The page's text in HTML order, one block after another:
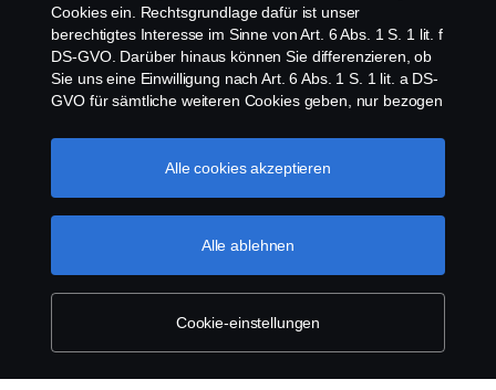
Scania Cookie Richtlinie
Scania Deutschland GmbH, August-Horch-Straße
10, 56070 Koblenz, Tel. +49 261 897 0, Fax +49
261 897 7 203.
Cookies ein. Rechtsgrundlage dafür ist unser
berechtigtes Interesse im Sinne von Art. 6 Abs. 1 S. 1 lit. f
DS-GVO. Darüber hinaus können Sie differenzieren, ob
Sie uns eine Einwilligung nach Art. 6 Abs. 1 S. 1 lit. a DS-
GVO für sämtliche weiteren Cookies geben, nur bezogen
Diese Einwilligung ist freiwillig und kann jederzeit mit
Zukunftswirkung widerrufen werden. Unsere Anbieter
Angemessenheitsbeschlusses der Europäischen
Kommission im Sinne von Art. 45 Abs. 3 DS-GVO, worin
festgelegt wurde, dass in den USA ein angemessenes
Schutzniveau vorhanden ist. Informationen über uns
Cookie-einstellungen
Alle ablehnen
Alle cookies akzeptieren